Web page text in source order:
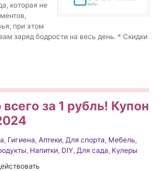
которая не
при этом
заряд бодрости на весь день. * Скидки
за 1 рубль! Купон
, Гигиена, Аптеки, Для спорта, Мебель,
, Напитки, DIY, Для сада, Кулеры